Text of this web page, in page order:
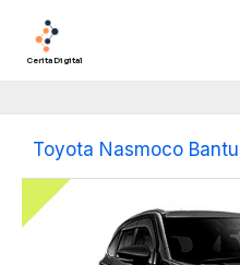
kontenCerita Digital
Toyota Nasmoco Bantul
New